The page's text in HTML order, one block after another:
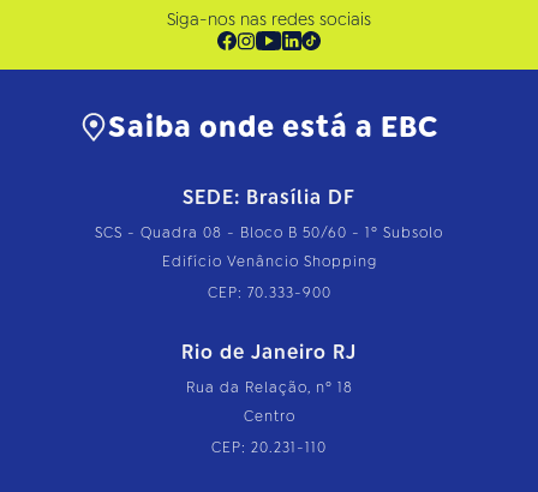
Siga-nos nas redes sociais
Saiba onde está a EBC
SEDE: Brasília DF
SCS - Quadra 08 - Bloco B 50/60 - 1º Subsolo
Edifício Venâncio Shopping
CEP: 70.333-900
Rio de Janeiro RJ
Rua da Relação, nº 18
Centro
CEP: 20.231-110